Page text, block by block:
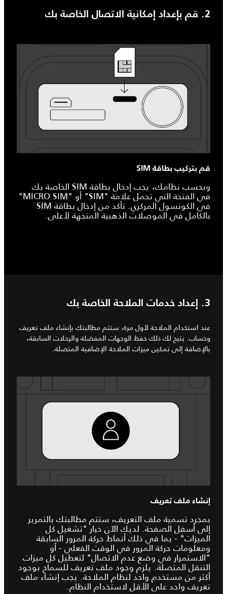
2. قم بإعداد إمكانية الاتصال الخاصة بك
قم بتركيب بطاقة SIM
وبحسب نظامك، يجب إدخال بطاقة SIM الخاصة بك
في الفتحة التي تحمل علامة "SIM" أو "MICRO SIM"
في الكونسول المركزي. تأكد من إدخال بطاقة SIM
بالكامل في الموصلات الذهبية المتجهة لأعلى.
3. إعداد خدمات الملاحة الخاصة بك
عند استخدام الملاحة لأول مرة، ستتم مطالبتك بإنشاء ملف تعريف
وحساب. يتيح لك ذلك حفظ الوجهات المفضلة والرحلات السابقة،
بالإضافة إلى تمكين ميزات الملاحة الإضافية المتصلة.
إنشاء ملف تعريف
بمجرد تسمية ملف التعريف، ستتم مطالبتك بالتمرير
إلى أسفل الصفحة. لديك الآن خيار "تشغيل كل
الميزات" - بما في ذلك أنماط حركة المرور السابقة
ومعلومات حركة المرور في الوقت الفعلي - أو
"الاستمرار في وضع عدم الاتصال" لتعطيل كل ميزات
التنقل المتصلة. يلزم وجود ملف تعريف للسماح بوجود
أكثر من مستخدم واحد لنظام الملاحة. يجب إنشاء ملف
تعريف واحد على الأقل لاستخدام النظام.